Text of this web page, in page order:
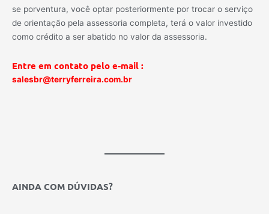
se porventura, você optar posteriormente por trocar o serviço
de orientação pela assessoria completa, terá o valor investido
como crédito a ser abatido no valor da assessoria.
Entre em contato pelo e-mail :
salesbr@terryferreira.com.br
AINDA COM DÚVIDAS?